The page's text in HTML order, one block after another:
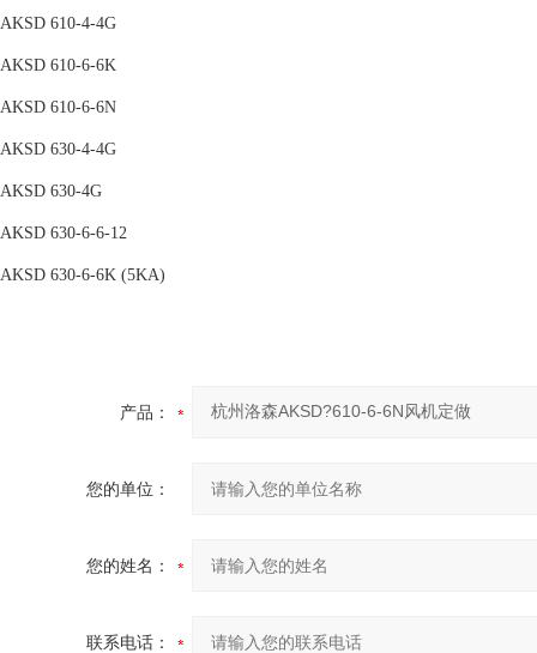
AKSD 610-4-4G
AKSD 610-6-6K
AKSD 610-6-6N
AKSD 630-4-4G
AKSD 630-4G
AKSD 630-6-6-12
AKSD 630-6-6K (5KA)
产品：
您的单位：
您的姓名：
联系电话：